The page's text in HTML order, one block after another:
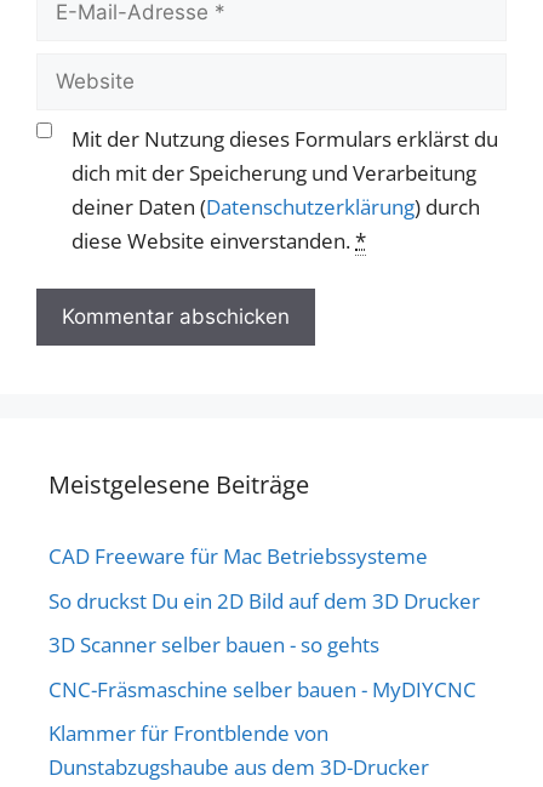
Adresse
Website
Mit der Nutzung dieses Formulars erklärst du
dich mit der Speicherung und Verarbeitung
deiner Daten (Datenschutzerklärung) durch
diese Website einverstanden.*
Meistgelesene Beiträge
CAD Freeware für Mac Betriebssysteme
So druckst Du ein 2D Bild auf dem 3D Drucker
3D Scanner selber bauen - so gehts
CNC-Fräsmaschine selber bauen - MyDIYCNC
Klammer für Frontblende von
Dunstabzugshaube aus dem 3D-Drucker